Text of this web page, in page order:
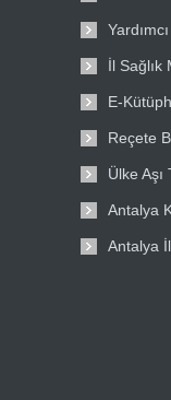
İl Sağlık
E-
Reçete
Ülke Aşı
Antalya
Antalya